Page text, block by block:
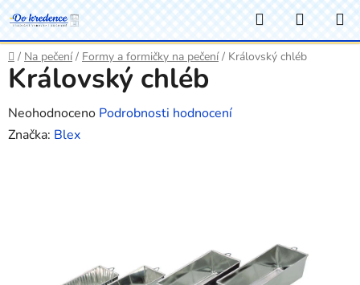
Přejít
na
obsah
Hledat
KOŠÍK
Domů
/ Na pečení / Formy a formičky na pečení / Královský chléb
Královský chléb
Průměrné
hodnocení
Neohodnoceno Podrobnosti hodnocení
Značka: Blex